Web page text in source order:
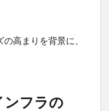
高まりを背景に、
ンフラの